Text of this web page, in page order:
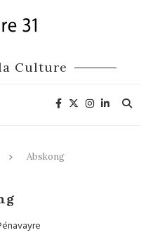
Culture
Abskong